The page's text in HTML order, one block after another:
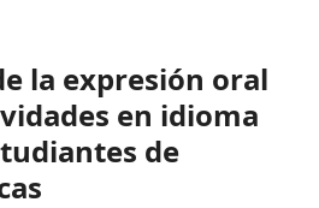
la expresión oral
en idioma
de